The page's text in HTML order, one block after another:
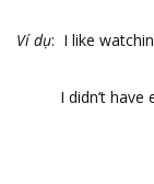
Ví dụ: I like
I didn’t have